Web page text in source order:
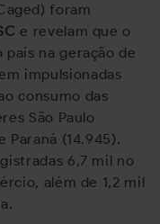
foram
e revelam que o
na geração de
impulsionadas
consumo das
São Paulo
Paraná (14.945).
6,7 mil no
além de 1,2 mil